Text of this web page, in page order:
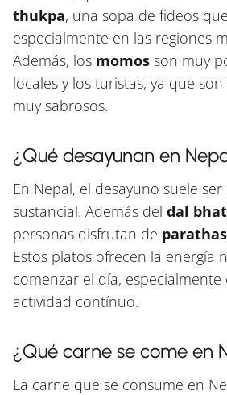
thukpa, una sopa de fideos
especialmente en las regiones
Además, los momos son muy
locales y los turistas, ya que
muy sabrosos.
¿Qué desayunan en
En Nepal, el desayuno suele
sustancial. Además del dal bhat
personas disfrutan de parathas
Estos platos ofrecen la energía
comenzar el día,
actividad contínuo.
¿Qué carne se come en
La carne que se consume en